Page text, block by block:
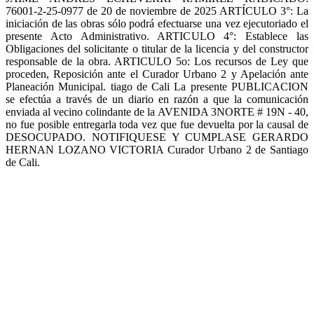
76001-2-25-0977 de 20 de noviembre de 2025 ARTÍCULO 3°: La
iniciación de las obras sólo podrá efectuarse una vez ejecutoriado el
presente Acto Administrativo. ARTICULO 4°: Establece las
Obligaciones del solicitante o titular de la licencia y del constructor
responsable de la obra. ARTICULO 5o: Los recursos de Ley que
proceden, Reposición ante el Curador Urbano 2 y Apelación ante
Planeación Municipal. tiago de Cali La presente PUBLICACION
se efectúa a través de un diario en razón a que la comunicación
enviada al vecino colindante de la AVENIDA 3NORTE # 19N - 40,
no fue posible entregarla toda vez que fue devuelta por la causal de
DESOCUPADO. NOTIFIQUESE Y CUMPLASE GERARDO
HERNAN LOZANO VICTORIA Curador Urbano 2 de Santiago
de Cali.